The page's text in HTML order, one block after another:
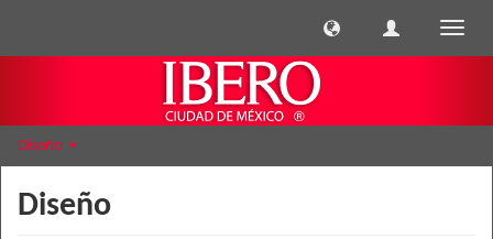
Diseño
Diseño